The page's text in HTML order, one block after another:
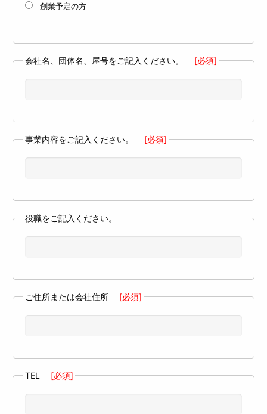
創業予定の方
会社名、団体名、屋号をご記入ください。 [必須]
事業内容をご記入ください。 [必須]
役職をご記入ください。
ご住所または会社住所 [必須]
TEL [必須]